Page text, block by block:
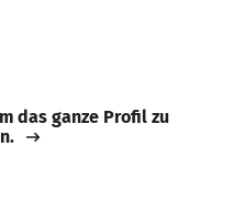
das ganze Profil zu